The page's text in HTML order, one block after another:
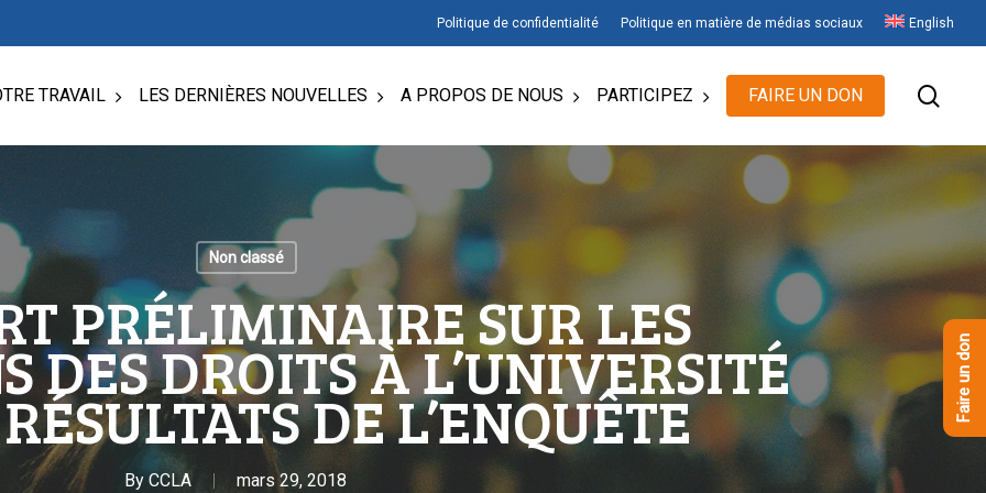
Politique de confidentialité Politique en matière de médias sociaux English
TRAVAIL LES DERNIÈRES NOUVELLES A PROPOS DE NOUS PARTICIPEZ FAIRE UN DON
Non classé
PRÉLIMINAIRE SUR LES
DES DROITS À L’UNIVERSITÉ
DE L’ENQUÊTE
By CCLA mars 29, 2018
Faire un don